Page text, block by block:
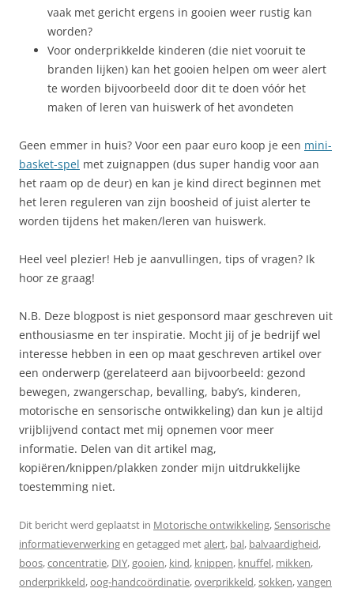
vaak met gericht ergens in gooien weer rustig kan
worden?
Voor onderprikkelde kinderen (die niet vooruit te
branden lijken) kan het gooien helpen om weer alert
te worden bijvoorbeeld door dit te doen vóór het
maken of leren van huiswerk of het avondeten
Geen emmer in huis? Voor een paar euro koop je een mini-
basket-spel met zuignappen (dus super handig voor aan
het raam op de deur) en kan je kind direct beginnen met
het leren reguleren van zijn boosheid of juist alerter te
worden tijdens het maken/leren van huiswerk.
Heel veel plezier! Heb je aanvullingen, tips of vragen? Ik
hoor ze graag!
N.B. Deze blogpost is niet gesponsord maar geschreven uit
enthousiasme en ter inspiratie. Mocht jij of je bedrijf wel
interesse hebben in een op maat geschreven artikel over
een onderwerp (gerelateerd aan bijvoorbeeld: gezond
bewegen, zwangerschap, bevalling, baby’s, kinderen,
motorische en sensorische ontwikkeling) dan kun je altijd
vrijblijvend contact met mij opnemen voor meer
informatie. Delen van dit artikel mag,
kopiëren/knippen/plakken zonder mijn uitdrukkelijke
toestemming niet.
Dit bericht werd geplaatst in Motorische ontwikkeling,Sensorische
informatieverwerkingen getagged metalert, bal, balvaardigheid,
boos,concentratie, DIY,gooien, kind, knippen, knuffel, mikken,
onderprikkeld,oog-handcoördinatie,overprikkeld,sokken,vangen